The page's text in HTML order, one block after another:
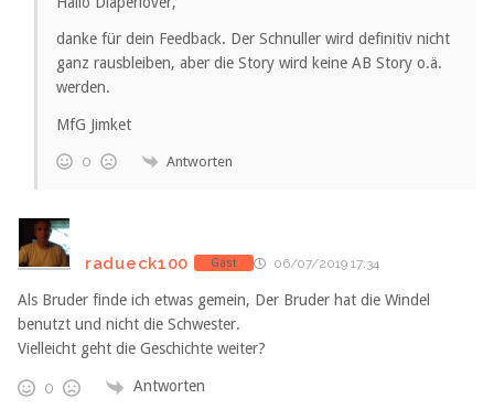
danke für dein Feedback. Der Schnuller wird definitiv nicht
ganz rausbleiben, aber die Story wird keine AB Story o.ä.
werden.
MfG Jimket
0 Antworten
radueck100 Gast 06/07/2019 17:34
Als Bruder finde ich etwas gemein, Der Bruder hat die Windel
benutzt und nicht die Schwester.
Vielleicht geht die Geschichte weiter?
0 Antworten